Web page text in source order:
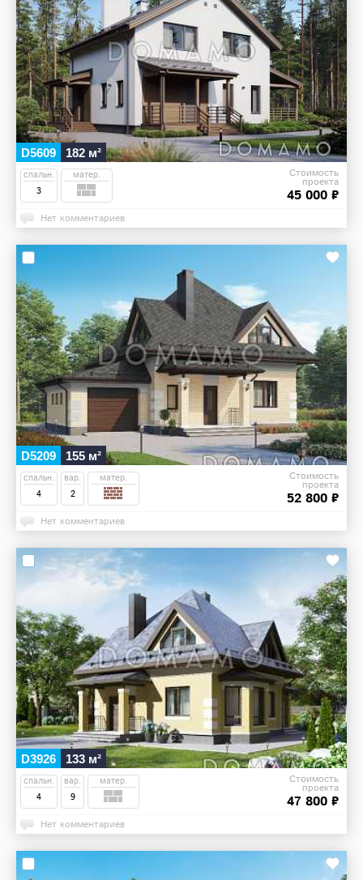
D5609 182 м²
спальн.
3
матер. Стоимость
проекта
45 000 ₽
Нет комментариев
D5209 155 м²
спальн.
4
вар.
2
матер. Стоимость
проекта
52 800 ₽
Нет комментариев
D3926 133 м²
спальн.
4
вар.
9
матер. Стоимость
проекта
47 800 ₽
Нет комментариев